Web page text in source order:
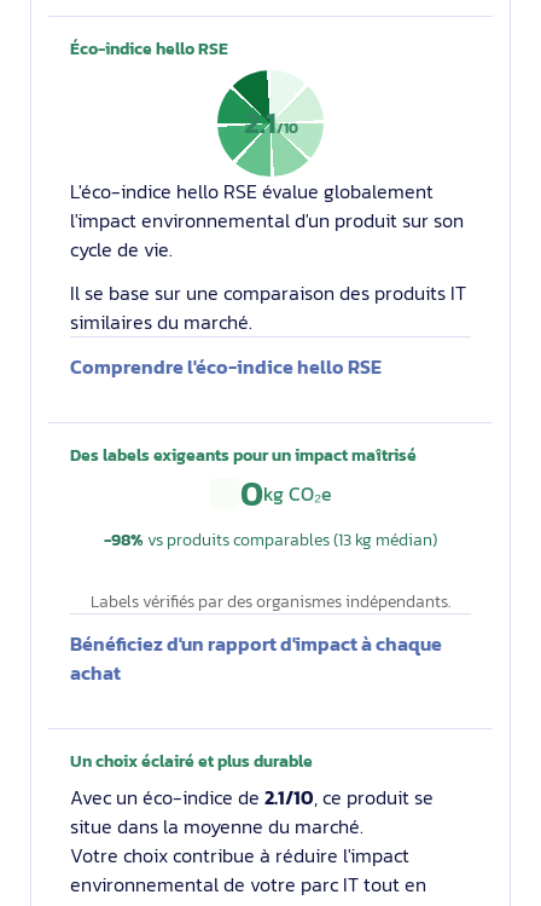
Éco-indice hello RSE
2.1/10
L'éco-indice hello RSE évalue globalement
l'impact environnemental d'un produit sur son
cycle de vie.
Il se base sur une comparaison des produits IT
similaires du marché.
Comprendre l'éco-indice hello RSE
Des labels exigeants pour un impact maîtrisé
0kg CO₂e
−98%vs produits comparables (13 kg médian)
Labels vérifiés par des organismes indépendants.
Bénéficiez d'un rapport d'impact à chaque
achat
Un choix éclairé et plus durable
Avec un éco-indice de 2.1/10, ce produit se
situe dans la moyenne du marché.
Votre choix contribue à réduire l'impact
environnemental de votre parc IT tout en